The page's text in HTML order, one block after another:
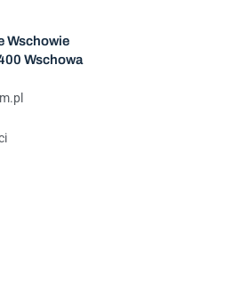
Wschowie
Wschowa